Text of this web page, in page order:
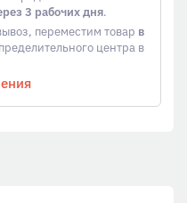
3 рабочих дня.
переместим товар в
центра в